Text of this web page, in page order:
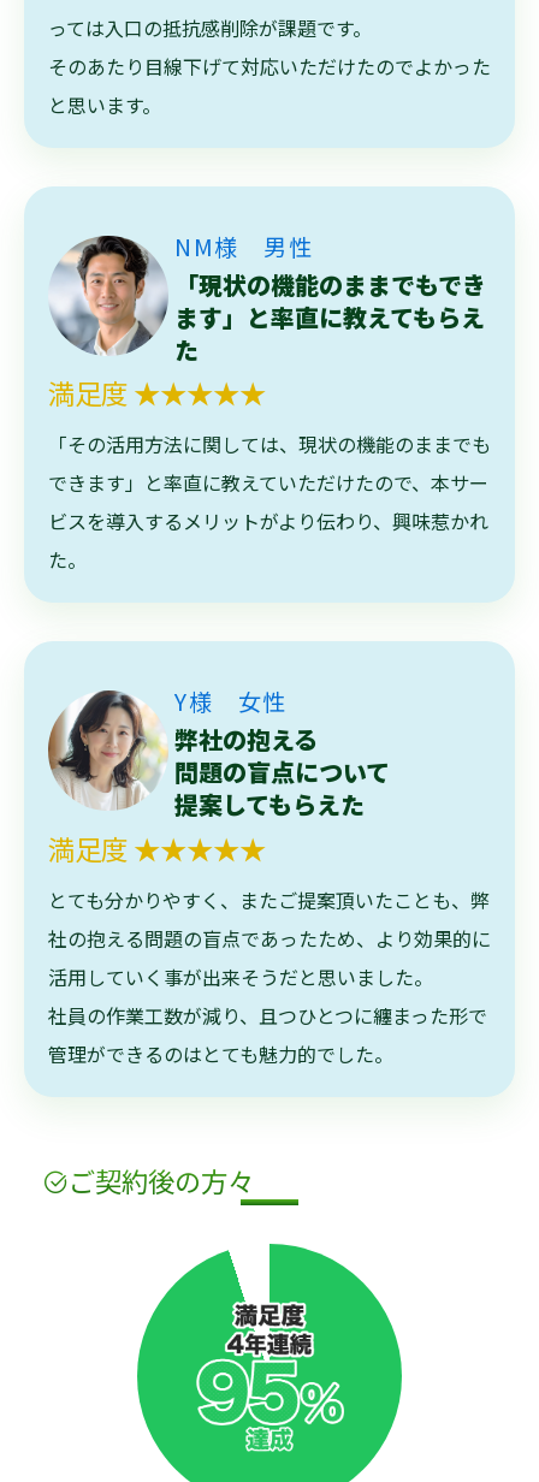
っては入口の抵抗感削除が課題です。
そのあたり目線下げて対応いただけたのでよかった
と思います。
NM様 男性
「現状の機能のままでもでき
ます」と率直に教えてもらえ
た
満足度 ★★★★★
「その活用方法に関しては、現状の機能のままでも
できます」と率直に教えていただけたので、本サー
ビスを導入するメリットがより伝わり、興味惹かれ
た。
Y様 女性
弊社の抱える
問題の盲点について
提案してもらえた
満足度 ★★★★★
とても分かりやすく、またご提案頂いたことも、弊
社の抱える問題の盲点であったため、より効果的に
活用していく事が出来そうだと思いました。
社員の作業工数が減り、且つひとつに纏まった形で
管理ができるのはとても魅力的でした。
ご契約後の方々